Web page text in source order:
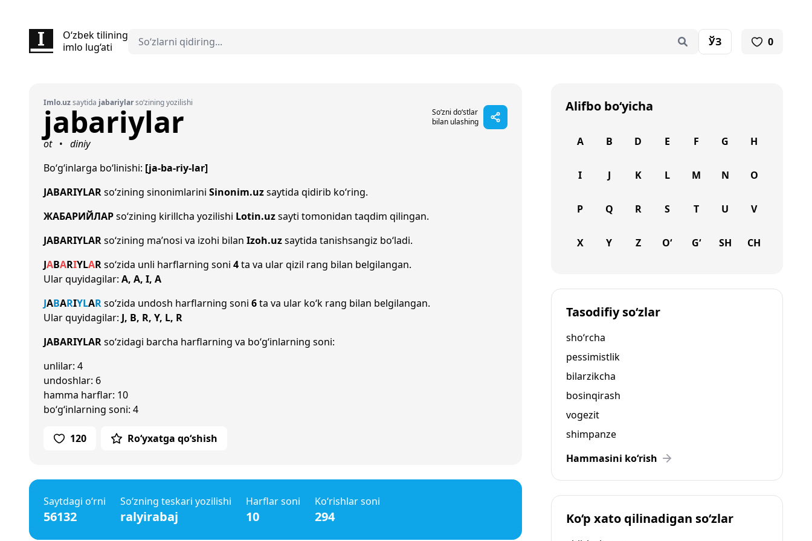
O‘zbek tilining
imlo lug‘ati
ЎЗ 0
Imlo.uzsaytida jabariylarso‘zining yozilishi
jabariylar
So‘zni do‘stlar
bilan ulashing
ot •
diniy
Bo‘g‘inlarga bo‘linishi: [ja-ba-riy-lar]
JABARIYLARso‘zining sinonimlarini Sinonim.uzsaytida qidirib ko‘ring.
ЖАБАРИЙЛАРso‘zining kirillcha yozilishi Lotin.uzsayti tomonidan taqdim qilingan.
JABARIYLARso‘zining ma’nosi va izohi bilan Izoh.uzsaytida tanishsangiz bo‘ladi.
JABARIYLARso‘zida unli harflarning soni 4ta va ular qizil rang bilan belgilangan.
Ular quyidagilar: A, A, I, A
JABARIYLARso‘zida undosh harflarning soni 6ta va ular ko‘k rang bilan belgilangan.
Ular quyidagilar: J, B, R, Y, L, R
JABARIYLARso‘zidagi barcha harflarning va bo‘g‘inlarning soni:
unlilar: 4
undoshlar: 6
hamma harflar: 10
bo‘g‘inlarning soni: 4
120 Ro‘yxatga qo‘shish
Saytdagi o‘rni
56132
So‘zning teskari yozilishi
ralyirabaj
Harflar soni
10
Ko‘rishlar soni
294
Alifbo bo‘yicha
A B D E F G H
I J K L M N O
P Q R S T U V
X Y Z O‘ G‘ SH CH
Tasodifiy so‘zlar
sho‘rcha
pessimistlik
bilarzikcha
bosinqirash
vogezit
shimpanze
Hammasini ko‘rish
Ko‘p xato qilinadigan so‘zlar